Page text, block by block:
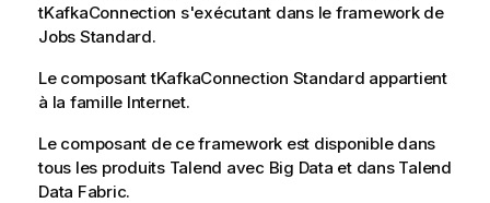
tKafkaConnection s'exécutant dans le framework de
Jobs Standard.
Le composanttKafkaConnection Standard appartient
à la famille Internet.
Le composant de ce framework est disponible dans
tous les produits Talend avec Big Data et dans Talend
Data Fabric.